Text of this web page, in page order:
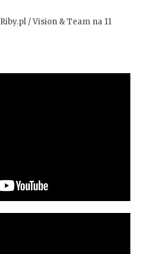
Riby.pl / Vision & Team na 11